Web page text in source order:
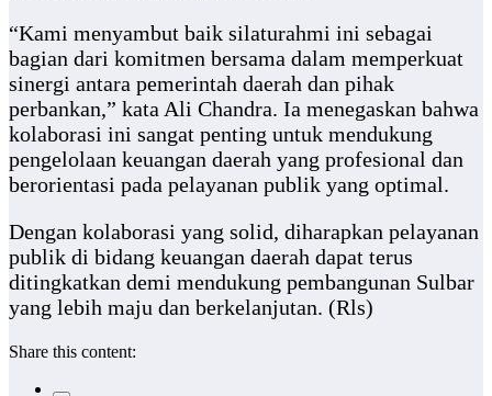
“Kami menyambut baik silaturahmi ini sebagai
bagian dari komitmen bersama dalam memperkuat
sinergi antara pemerintah daerah dan pihak
perbankan,” kata Ali Chandra. Ia menegaskan bahwa
kolaborasi ini sangat penting untuk mendukung
pengelolaan keuangan daerah yang profesional dan
berorientasi pada pelayanan publik yang optimal.
Dengan kolaborasi yang solid, diharapkan pelayanan
publik di bidang keuangan daerah dapat terus
ditingkatkan demi mendukung pembangunan Sulbar
yang lebih maju dan berkelanjutan. (Rls)
Share this content: